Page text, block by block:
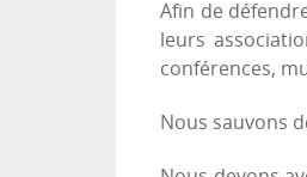
Afin de
leurs
conférences,
Nous sauvons